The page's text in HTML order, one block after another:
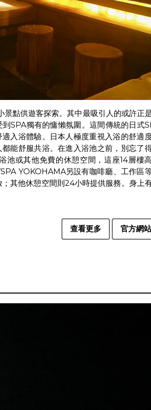
點供遊客探索。其中最吸引人的或許正
SPA獨有的慵懶氛圍。這間傳統的日式
入浴體驗。日本人極度重視入浴的舒適
能舒服共浴。在進入浴池之前，別忘了
池或其他免費的休憩空間，這座14層樓
YOKOHAMA另設有咖啡廳、工作區
其他休憩空間則24小時提供服務。身上
查看更多 官方網站